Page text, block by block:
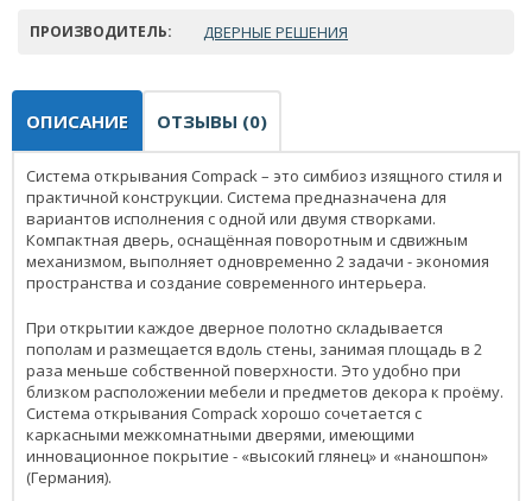
ПРОИЗВОДИТЕЛЬ: ДВЕРНЫЕ РЕШЕНИЯ
ОПИСАНИЕ ОТЗЫВЫ (0)
Система открывания Compack – это симбиоз изящного стиля и
практичной конструкции. Система предназначена для
вариантов исполнения с одной или двумя створками.
Компактная дверь, оснащённая поворотным и сдвижным
механизмом, выполняет одновременно 2 задачи - экономия
пространства и создание современного интерьера.
При открытии каждое дверное полотно складывается
пополам и размещается вдоль стены, занимая площадь в 2
раза меньше собственной поверхности. Это удобно при
близком расположении мебели и предметов декора к проёму.
Система открывания Compack хорошо сочетается с
каркасными межкомнатными дверями, имеющими
инновационное покрытие - «высокий глянец» и «наношпон»
(Германия).